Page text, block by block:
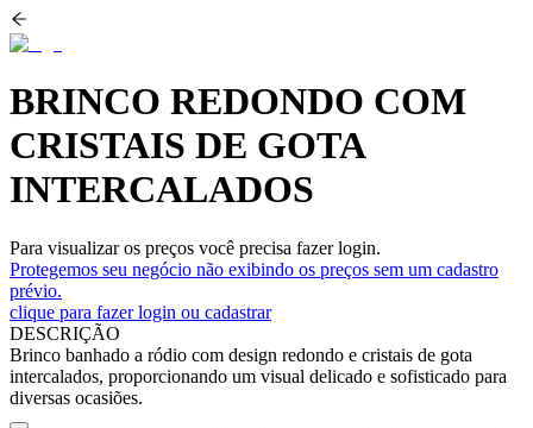
BRINCO REDONDO COM
CRISTAIS DE GOTA
INTERCALADOS
Para visualizar os preços você precisa fazer login.
Protegemos seu negócio não exibindo os preços sem um cadastro
prévio.
clique para fazer login ou cadastrar
DESCRIÇÃO
Brinco banhado a ródio com design redondo e cristais de gota
intercalados, proporcionando um visual delicado e sofisticado para
diversas ocasiões.